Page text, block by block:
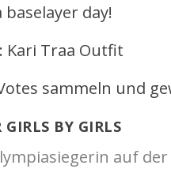
baselayer day!
Kari Traa Outfit
sammeln und
GIRLS BY GIRLS
auf